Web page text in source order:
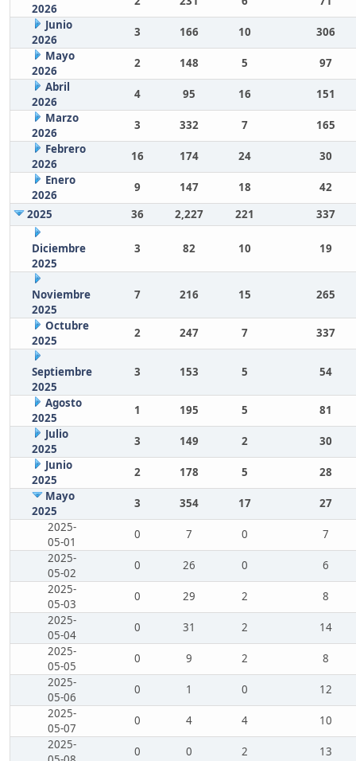
2026
Junio
2026
3 166 10
306
Mayo
2026
2 148 5
97
Abril
2026
4 95 16
151
Marzo
2026
3 332 7
165
Febrero
2026
16 174 24
30
Enero
2026
9 147 18
42
2025
36 2,227 221 337
Diciembre
2025
3 82 10 19
Noviembre
2025
7 216 15 265
Octubre
2025
2 247 7 337
Septiembre
2025
3 153 5 54
Agosto
2025
1 195 5
81
Julio
2025
3 149 2
30
Junio
2025
2 178 5
28
Mayo
2025
3 354 17
27
2025-
05-01
0 7 0
7
2025-
05-02
0 26 0
6
2025-
05-03
0 29 2
8
2025-
05-04
0 31 2
14
2025-
05-05
0 9 2
8
2025-
05-06
0 1 0
12
2025-
05-07
0 4 4
10
2025-
0 0 2
13